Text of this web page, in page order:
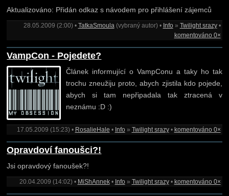
Aktualizováno: Přidán odkaz s návodem pro přihlášení zájemců
28.05.2009 (2:00) • TatkaSmoula(vybraný autor) • Info» Twilight srazy•
komentováno 0×
VampCon - Pojedete?
Článek informující o VampConu a taky ho tak
trochu zneužiju proto, abych zjistila kdo pojede,
abych si tam nepřipadala tak ztracená v
neznámu :D :)
17.05.2009 (15:23) • RosalieHale • Info» Twilight srazy• komentováno 0×
Opravdoví fanoušci?!
Jsi opravdový fanoušek?!
20.04.2009 (14:02) • MiShAnnek• Info» Twilight srazy• komentováno 0×